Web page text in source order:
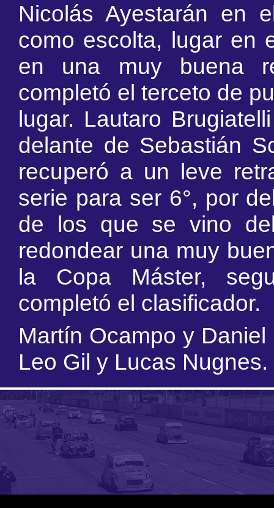
Nicolás Ayestarán en
como escolta, lugar en
en una muy buena
completó el terceto de
lugar. Lautaro
delante de Sebastián
recuperó a un leve
serie para ser 6°, por
de los que se vino
redondear una muy
la Copa Máster,
completó el clasificador.
Martín Ocampo y
Leo Gil y Lucas Nugnes.